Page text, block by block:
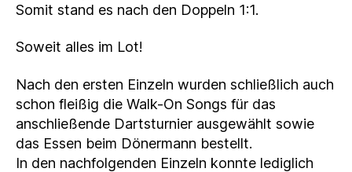
Somit stand es nach den Doppeln 1:1.
Soweit alles im Lot!
Nach den ersten Einzeln wurden schließlich auch
schon fleißig die Walk-On Songs für das
anschließende Dartsturnier ausgewählt sowie
das Essen beim Dönermann bestellt.
In den nachfolgenden Einzeln konnte lediglich